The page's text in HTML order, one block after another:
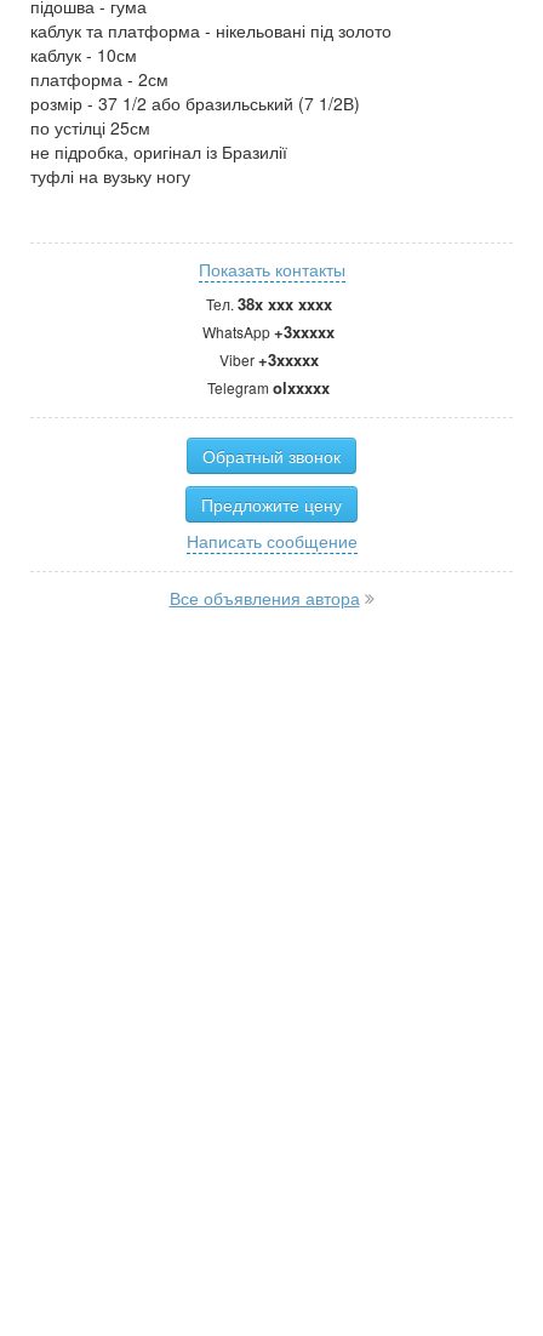
підошва - гума
каблук та платформа - нікельовані під золото
каблук - 10см
платформа - 2см
розмір - 37 1/2 або бразильський (7 1/2В)
по устілці 25см
не підробка, оригінал із Бразилії
туфлі на вузьку ногу
Показать контакты
Тел. 38x xxx xxxx
WhatsApp+3xxxxx
Viber+3xxxxx
Telegram olxxxxx
Обратный звонок
Предложите цену
Написать сообщение
Все объявления автора